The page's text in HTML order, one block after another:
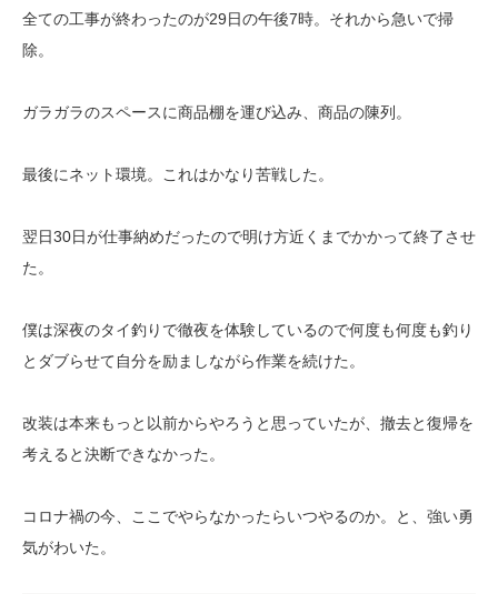
全ての工事が終わったのが29日の午後7時。それから急いで掃
除。
ガラガラのスペースに商品棚を運び込み、商品の陳列。
最後にネット環境。これはかなり苦戦した。
翌日30日が仕事納めだったので明け方近くまでかかって終了させ
た。
僕は深夜のタイ釣りで徹夜を体験しているので何度も何度も釣り
とダブらせて自分を励ましながら作業を続けた。
改装は本来もっと以前からやろうと思っていたが、撤去と復帰を
考えると決断できなかった。
コロナ禍の今、ここでやらなかったらいつやるのか。と、強い勇
気がわいた。